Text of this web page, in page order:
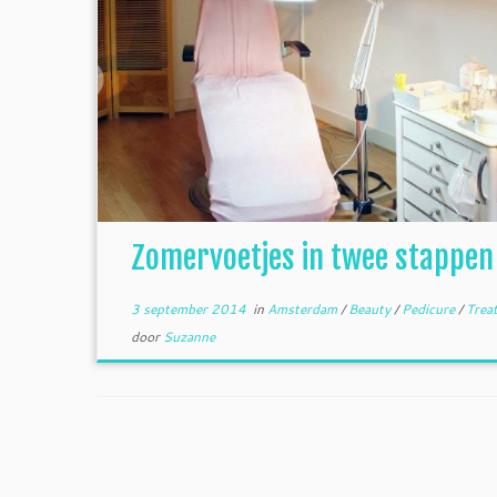
Zomervoetjes in twee stappen
3 september 2014in Amsterdam/Beauty/Pedicure/
doorSuzanne